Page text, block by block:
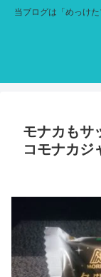
当ブログは「めっけ
モナカもサ
コモナカジ